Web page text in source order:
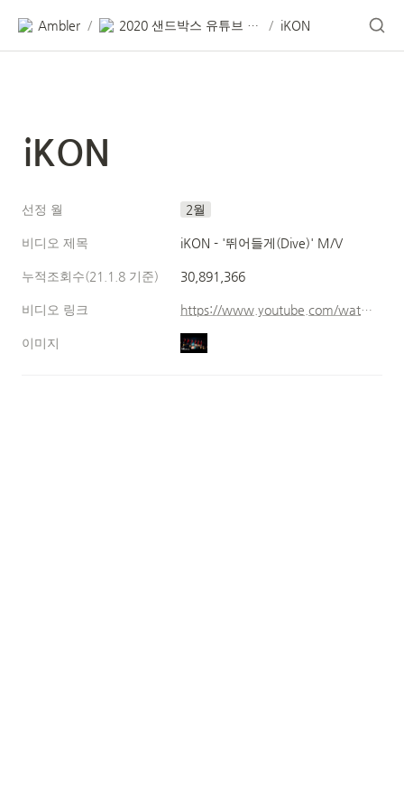
Ambler / 2020 샌드박스 유튜브 데이터 리포트 / iKON
iKON
선정 월 2월
비디오 제목 iKON - '뛰어들게(Dive)' M/V
누적조회수(21.1.8 기준) 30,891,366
비디오 링크 https://www.youtube.com/watch?v=brP5M0o4hi8
이미지